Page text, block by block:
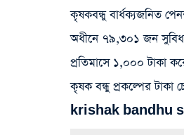
কৃষকবন্ধু বার্ধক্যজনিত
অধীনে ৭৯,৩০১ জন
প্রতিমাসে ১,০০০ টাকা
কৃষক বন্ধু প্রকল্পের টাকা
krishak bandhu